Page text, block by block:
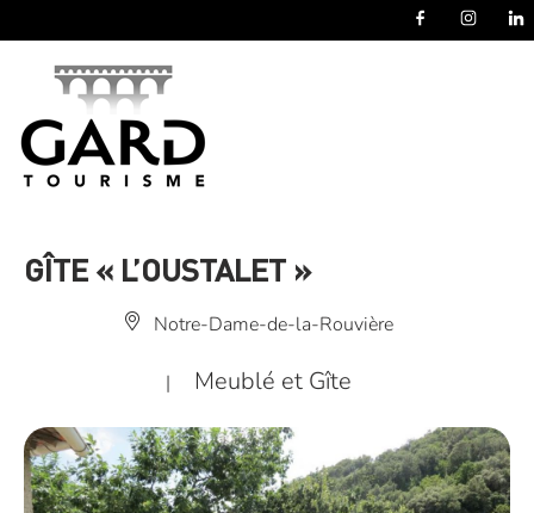
GÎTE « L’OUSTALET »
Notre-Dame-de-la-Rouvière
| Meublé et Gîte